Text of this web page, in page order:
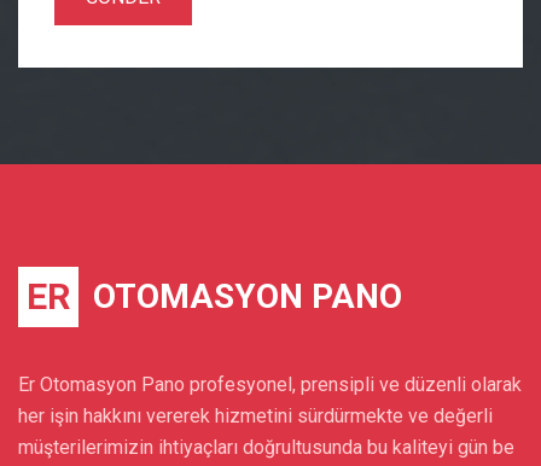
ER OTOMASYON PANO
Er Otomasyon Pano profesyonel, prensipli ve düzenli olarak
her işin hakkını vererek hizmetini sürdürmekte ve değerli
müşterilerimizin ihtiyaçları doğrultusunda bu kaliteyi gün be